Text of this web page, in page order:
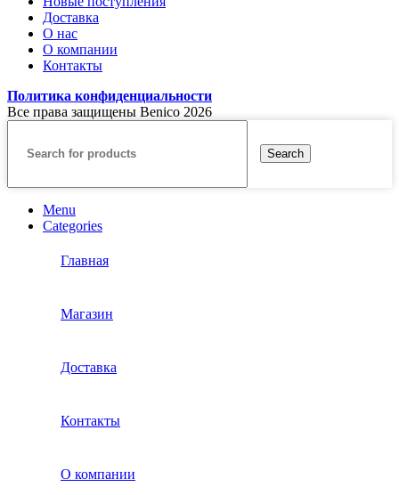
Доставка
О нас
О компании
Контакты
Политика конфиденциальности
Все права защищены Benico 2026
Search
Menu
Categories
Главная
Магазин
Доставка
Контакты
О компании